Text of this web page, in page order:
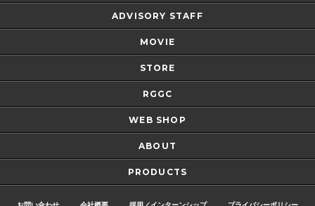
ADVISORY STAFF
MOVIE
STORE
RGGC
WEB SHOP
ABOUT
PRODUCTS